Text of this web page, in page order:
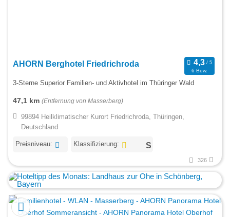
AHORN Berghotel Friedrichroda
6 Bew.
3-Sterne Superior Familien- und Aktivhotel im Thüringer Wald
47,1 km (Entfernung von Masserberg)
99894 Heilklimatischer Kurort Friedrichroda, Thüringen,
Deutschland
Preisniveau: Klassifizierung:
326